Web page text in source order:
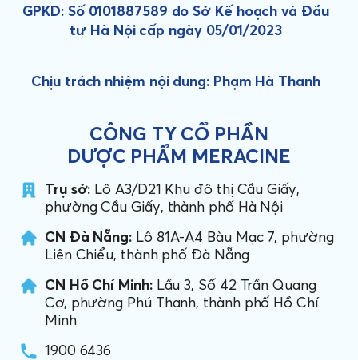
GPKD: Số 0101887589 do Sở Kế hoạch và Đầu
tư Hà Nội cấp ngày 05/01/2023
Chịu trách nhiệm nội dung: Phạm Hà Thanh
CÔNG TY CỔ PHẦN
DƯỢC PHẨM MERACINE
Trụ sở: Lô A3/D21 Khu đô thị Cầu Giấy,
phường Cầu Giấy, thành phố Hà Nội
CN Đà Nẵng: Lô 81A-A4 Bàu Mạc 7, phường
Liên Chiểu, thành phố Đà Nẵng
CN Hồ Chí Minh:Lầu 3, Số 42 Trần Quang
Cơ, phường Phú Thạnh, thành phố Hồ Chí
Minh
1900 6436